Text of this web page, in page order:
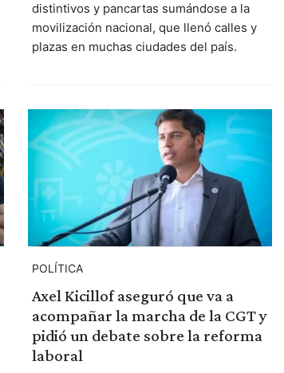
distintivos y pancartas sumándose a la
movilización nacional, que llenó calles y
plazas en muchas ciudades del país.
POLÍTICA
Axel Kicillof aseguró que va a
acompañar la marcha de la CGT y
pidió un debate sobre la reforma
laboral